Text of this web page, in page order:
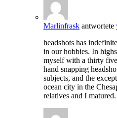
Marlinfrask antwortete
headshots has
in our hobbies. In
myself with a thirty
hand snapping
subjects, and the
ocean city in the
relatives and I